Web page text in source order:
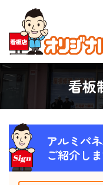
コ
ン
テ
ン
へ
ス
キ
ッ
看板
アルミパ
ご紹介し